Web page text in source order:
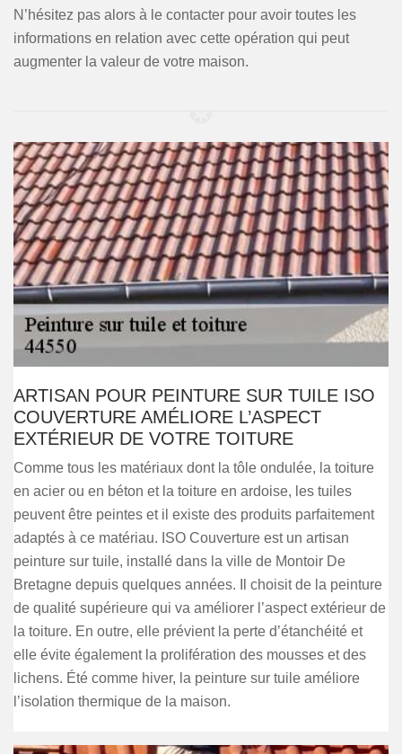
N’hésitez pas alors à le contacter pour avoir toutes les
informations en relation avec cette opération qui peut
augmenter la valeur de votre maison.
ARTISAN POUR PEINTURE SUR TUILE ISO
COUVERTURE AMÉLIORE L’ASPECT
EXTÉRIEUR DE VOTRE TOITURE
Comme tous les matériaux dont la tôle ondulée, la toiture
en acier ou en béton et la toiture en ardoise, les tuiles
peuvent être peintes et il existe des produits parfaitement
adaptés à ce matériau. ISO Couverture est un artisan
peinture sur tuile, installé dans la ville de Montoir De
Bretagne depuis quelques années. Il choisit de la peinture
de qualité supérieure qui va améliorer l’aspect extérieur de
la toiture. En outre, elle prévient la perte d’étanchéité et
elle évite également la prolifération des mousses et des
lichens. Été comme hiver, la peinture sur tuile améliore
l’isolation thermique de la maison.